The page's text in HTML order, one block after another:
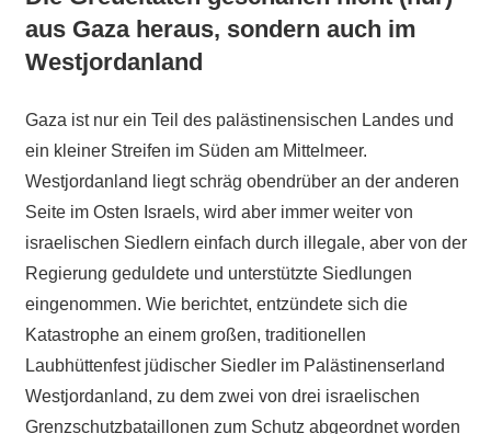
aus Gaza heraus, sondern auch im
Westjordanland
Gaza ist nur ein Teil des palästinensischen Landes und
ein kleiner Streifen im Süden am Mittelmeer.
Westjordanland liegt schräg obendrüber an der anderen
Seite im Osten Israels, wird aber immer weiter von
israelischen Siedlern einfach durch illegale, aber von der
Regierung geduldete und unterstützte Siedlungen
eingenommen. Wie berichtet, entzündete sich die
Katastrophe an einem großen, traditionellen
Laubhüttenfest jüdischer Siedler im Palästinenserland
Westjordanland, zu dem zwei von drei israelischen
Grenzschutzbataillonen zum Schutz abgeordnet worden